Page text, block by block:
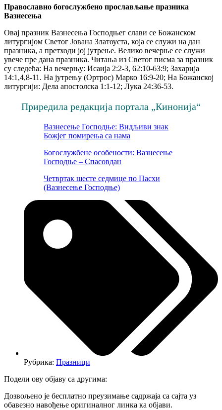
Православно богослужбено прослављање празника
Вазнесења
Овај празник Вазнесења Господњег слави се Божанском
литургијом Светог Јована Златоуста, која се служи на дан
празника, а претходи јој јутрење. Велико вечерње се служи
увече пре дана празника. Читања из Светог писма за празник
су следећа: На вечерњу: Исаија 2:2-3, 62:10-63:9; Захарија
14:1,4,8-11. На јутрењу (Ортрос) Марко 16:9-20; На Божанској
литургији: Дела апостолска 1:1-12; Лука 24:36-53.
Приредила редакција портала „Кинонија“
Вазнесење Господње: Видљиви знак
Божјег помирења са нама
Богослужбене особености: Вазнесење
Господње – Спасовдан
Четвртак шесте седмице по Пасхи
(Вазнесење Господње)
Рубрика: Празници
Подели ову објаву са другима:
Дозвољено је бесплатно преузимање садржаја са сајта уз
обавезно навођење оригиналног линка ка објави.